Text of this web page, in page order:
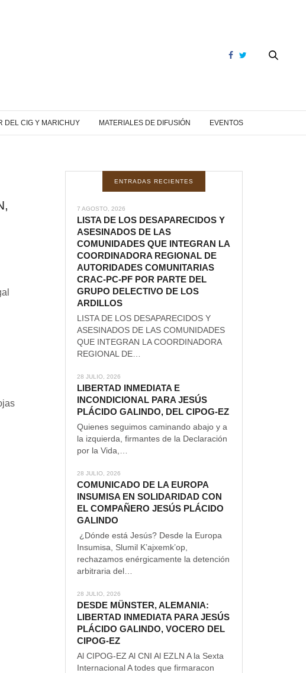
DEL CIG Y MARICHUY MATERIALES DE DIFUSIÓN EVENTOS
ENTRADAS RECIENTES
7 AGOSTO, 2026
LISTA DE LOS DESAPARECIDOS Y
ASESINADOS DE LAS
COMUNIDADES QUE INTEGRAN LA
COORDINADORA REGIONAL DE
AUTORIDADES COMUNITARIAS
CRAC-PC-PF POR PARTE DEL
GRUPO DELECTIVO DE LOS
ARDILLOS
LISTA DE LOS DESAPARECIDOS Y
ASESINADOS DE LAS COMUNIDADES
QUE INTEGRAN LA COORDINADORA
REGIONAL DE…
28 JULIO, 2026
LIBERTAD INMEDIATA E
INCONDICIONAL PARA JESÚS
PLÁCIDO GALINDO, DEL CIPOG-EZ
Quienes seguimos caminando abajo y a
la izquierda, firmantes de la Declaración
por la Vida,…
28 JULIO, 2026
COMUNICADO DE LA EUROPA
INSUMISA EN SOLIDARIDAD CON
EL COMPAÑERO JESÚS PLÁCIDO
GALINDO
¿Dónde está Jesús? Desde la Europa
Insumisa, Slumil K’ajxemk’op,
rechazamos enérgicamente la detención
arbitraria del…
28 JULIO, 2026
DESDE MÜNSTER, ALEMANIA:
LIBERTAD INMEDIATA PARA JESÚS
PLÁCIDO GALINDO, VOCERO DEL
CIPOG-EZ
Al CIPOG-EZ Al CNI Al EZLN A la Sexta
Internacional A todes que firmaracon